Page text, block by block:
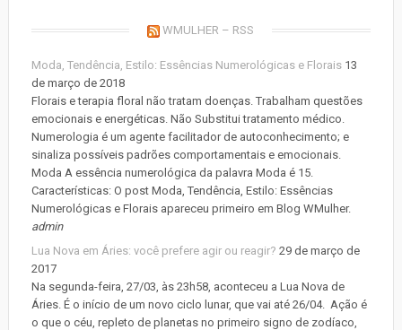
WMULHER – RSS
Moda, Tendência, Estilo: Essências Numerológicas e Florais 13
de março de 2018
Florais e terapia floral não tratam doenças. Trabalham questões
emocionais e energéticas. Não Substitui tratamento médico.
Numerologia é um agente facilitador de autoconhecimento; e
sinaliza possíveis padrões comportamentais e emocionais.
Moda A essência numerológica da palavra Moda é 15.
Características: O post Moda, Tendência, Estilo: Essências
Numerológicas e Florais apareceu primeiro em Blog WMulher.
admin
Lua Nova em Áries: você prefere agir ou reagir? 29 de março de
2017
Na segunda-feira, 27/03, às 23h58, aconteceu a Lua Nova de
Áries. É o início de um novo ciclo lunar, que vai até 26/04. Ação é
o que o céu, repleto de planetas no primeiro signo de zodíaco,